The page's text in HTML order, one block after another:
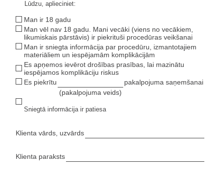
Lūdzu, aplieciniet:
Man ir 18 gadu
Man vēl nav 18 gadu. Mani vecāki (viens no vecākiem,
likumiskais pārstāvis) ir piekrituši procedūras veikšanai
Man ir sniegta informācija par procedūru, izmantotajiem
materiāliem un iespējamām komplikācijām
Es apņemos ievērot drošības prasības, lai mazinātu
iespējamos komplikāciju riskus
Es piekrītu
pakalpojuma saņemšanai
(pakalpojuma veids)
Sniegtā informācija ir patiesa
Klienta vārds, uzvārds
Klienta paraksts